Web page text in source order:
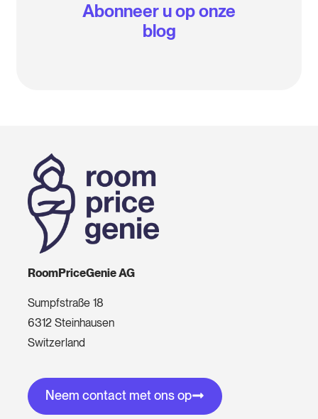
Abonneer u op onze
blog
RoomPriceGenie AG
Sumpfstraße 18
6312 Steinhausen
Switzerland
Neem contact met ons op